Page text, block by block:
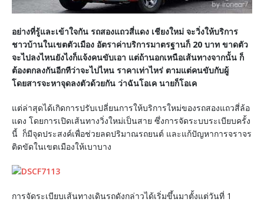
อย่างที่รู้และเข้าใจกัน รถสองแถวสี่แดง เชียงใหม่ จะวิ่งให้บริการ
ชาวบ้านในเขตตัวเมือง อัตราค่าบริการมาตรฐานก็ 20 บาท ขาดตัว
จะไปลงไหนยังไงก็แจ้งคนขับเอา แต่ถ้านอกเหนือเส้นทางจากนั้น ก็
ต้องตกลงกันอีกทีว่าจะไปไหน ราคาเท่าไหร่ ตามแต่คนขับกับผู้
โดยสารจะหาจุดลงตัวด้วยกัน ว่าฉันโอเค นายก็โอเค
แต่ล่าสุดได้เกิดการปรับเปลี่ยนการให้บริการใหม่ของรถสองแถวสี่ล้อ
แดง โดยการเปิดเส้นทางวิ่งใหม่เป็นสาย ซึ่งการจัดระบบระเบียบครั้ง
นี้ ก็มีจุดประสงค์เพื่อช่วยลดปริมาณรถยนต์ และแก้ปัญหาการจราจร
ติดขัดในเขตเมืองให้เบาบาง
การจัดระเบียบเส้นทางเดินรถดังกล่าวได้เริ่มขึ้นมาตั้งแต่วันที่ 1